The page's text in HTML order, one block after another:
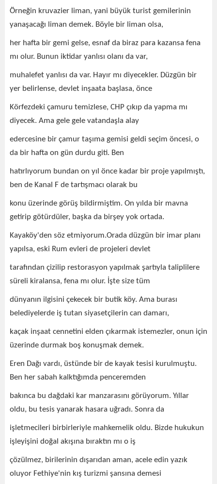
Örneğin kruvazier liman, yani büyük turist gemilerinin
yanaşacağı liman demek. Böyle bir liman olsa,
her hafta bir gemi gelse, esnaf da biraz para kazansa fena
mı olur. Bunun iktidar yanlısı olanı da var,
muhalefet yanlısı da var. Hayır mı diyecekler. Düzgün bir
yer belirlense, devlet inşaata başlasa, önce
Körfezdeki çamuru temizlese, CHP çıkıp da yapma mı
diyecek. Ama gele gele vatandaşla alay
edercesine bir çamur taşıma gemisi geldi seçim öncesi, o
da bir hafta on gün durdu giti. Ben
hatırlıyorum bundan on yıl önce kadar bir proje yapılmıştı,
ben de Kanal F de tartışmacı olarak bu
konu üzerinde görüş bildirmiştim. On yılda bir mavna
getirip götürdüler, başka da birşey yok ortada.
Kayaköy'den söz etmiyorum.Orada düzgün bir imar planı
yapılsa, eski Rum evleri de projeleri devlet
tarafından çizilip restorasyon yapılmak şartıyla taliplilere
süreli kiralansa, fena mı olur. İşte size tüm
dünyanın ilgisini çekecek bir butik köy. Ama burası
belediyelerde iş tutan siyasetçilerin can damarı,
kaçak inşaat cennetini elden çıkarmak istemezler, onun için
üzerinde durmak boş konuşmak demek.
Eren Dağı vardı, üstünde bir de kayak tesisi kurulmuştu.
Ben her sabah kalktığımda penceremden
bakınca bu dağdaki kar manzarasını görüyorum. Yıllar
oldu, bu tesis yanarak hasara uğradı. Sonra da
işletmecileri birbirleriyle mahkemelik oldu. Bizde hukukun
işleyişini doğal akışına bıraktın mı o iş
çözülmez, birilerinin dışarıdan aman, acele edin yazık
oluyor Fethiye'nin kış turizmi şansına demesi